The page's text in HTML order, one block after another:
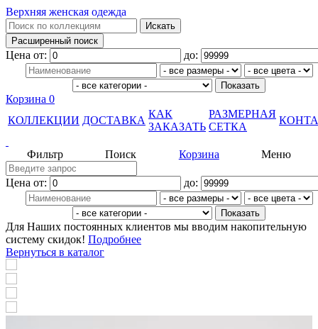
Верхняя женская одежда
Цена от: до:
Корзина 0
КОЛЛЕКЦИИ ДОСТАВКА
КАК
ЗАКАЗАТЬ
РАЗМЕРНАЯ
СЕТКА
Меню
Корзина
Поиск
Фильтр
Цена от: до:
Для Наших постоянных клиентов мы вводим накопительную
систему скидок! Подробнее
Вернуться в каталог